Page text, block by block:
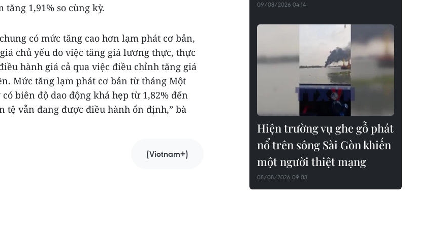
1,91% so cùng kỳ.
có mức tăng cao hơn lạm phát cơ bản,
chủ yếu do việc tăng giá lương thực, thực
hành giá cả qua việc điều chỉnh tăng giá
Mức tăng lạm phát cơ bản từ tháng Một
biên độ dao động khá hẹp từ 1,82% đến
tệ vẫn đang được điều hành ổn định,” bà
(Vietnam+)
09/08/2026 04:14
Hiện trường vụ ghe gỗ phát
nổ trên sông Sài Gòn khiến
một người thiệt mạng
08/08/2026 09:03